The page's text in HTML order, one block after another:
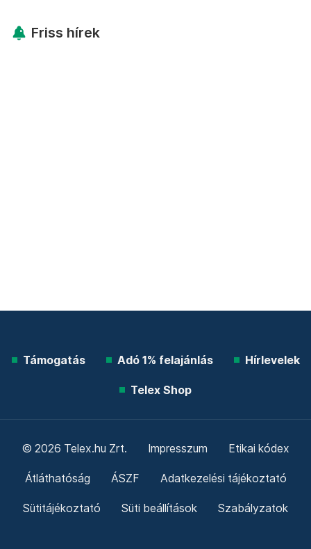
Friss hírek
Támogatás Adó 1% felajánlás Hírlevelek
Telex Shop
© 2026 Telex.hu Zrt. Impresszum Etikai kódex
Átláthatóság ÁSZF Adatkezelési tájékoztató
Sütitájékoztató Süti beállítások Szabályzatok